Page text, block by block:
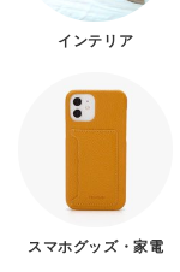
インテリア
スマホグッズ・家電